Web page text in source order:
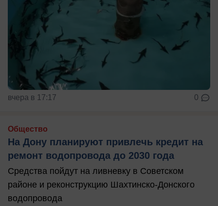
вчера в 17:17 0
Общество
На Дону планируют привлечь кредит на
ремонт водопровода до 2030 года
Средства пойдут на ливневку в Советском
районе и реконструкцию Шахтинско-Донского
водопровода